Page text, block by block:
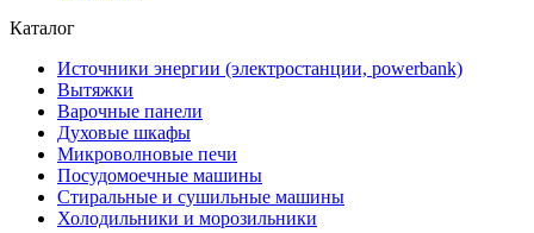
Каталог
Источники энергии (электростанции, powerbank)
Вытяжки
Варочные панели
Духовые шкафы
Микроволновые печи
Посудомоечные машины
Стиральные и сушильные машины
Холодильники и морозильники